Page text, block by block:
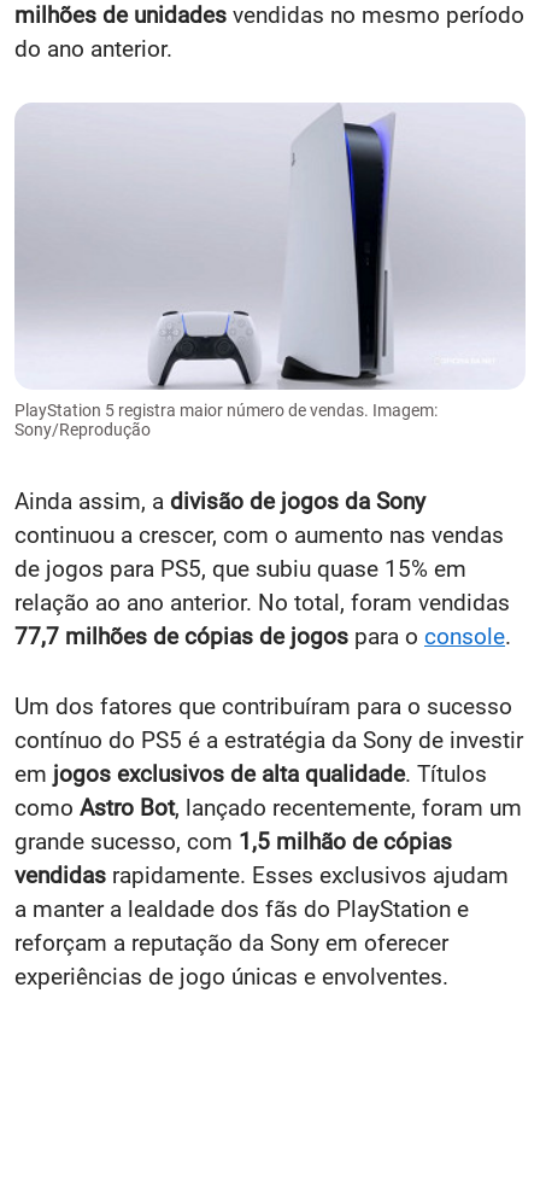
milhões de unidades vendidas no mesmo período
do ano anterior.
PlayStation 5 registra maior número de vendas. Imagem:
Sony/Reprodução
Ainda assim, a divisão de jogos da Sony
continuou a crescer, com o aumento nas vendas
de jogos para PS5, que subiu quase 15% em
relação ao ano anterior. No total, foram vendidas
77,7 milhões de cópias de jogos para o console.
Um dos fatores que contribuíram para o sucesso
contínuo do PS5 é a estratégia da Sony de investir
em jogos exclusivos de alta qualidade. Títulos
como Astro Bot, lançado recentemente, foram um
grande sucesso, com 1,5 milhão de cópias
vendidas rapidamente. Esses exclusivos ajudam
a manter a lealdade dos fãs do PlayStation e
reforçam a reputação da Sony em oferecer
experiências de jogo únicas e envolventes.